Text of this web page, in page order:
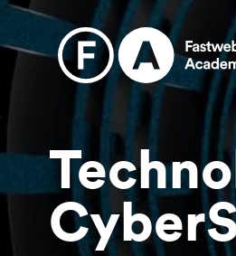
Salta
contenuto
principale